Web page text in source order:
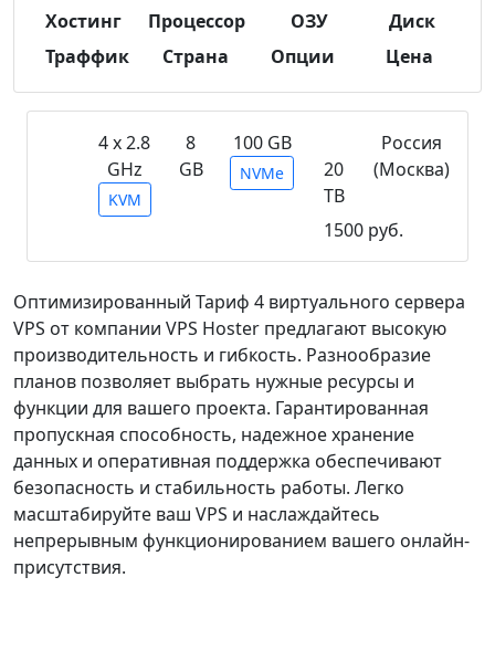
Хостинг Процессор ОЗУ
Диск
Траффик
Страна Опции Цена
4 х 2.8
GHz
KVM
8
GB
100 GB
NVMe
20
TB
Россия
(Москва)
1500 руб.
Оптимизированный Тариф 4 виртуального сервера
VPS от компании VPS Hoster предлагают высокую
производительность и гибкость. Разнообразие
планов позволяет выбрать нужные ресурсы и
функции для вашего проекта. Гарантированная
пропускная способность, надежное хранение
данных и оперативная поддержка обеспечивают
безопасность и стабильность работы. Легко
масштабируйте ваш VPS и наслаждайтесь
непрерывным функционированием вашего онлайн-
присутствия.